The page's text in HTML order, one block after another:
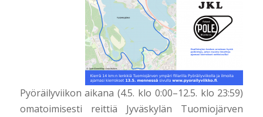
Pyöräilyviikon aikana (4.5. klo 0:00–12.5. klo 23:59)
omatoimisesti reittiä Jyväskylän Tuomiojärven